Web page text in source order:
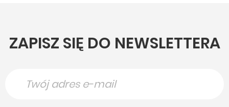
ZAPISZ SIĘ DO NEWSLETTERA